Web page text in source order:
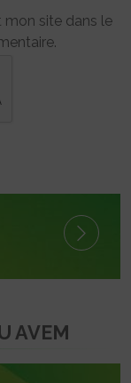
mon site dans le
AVEM